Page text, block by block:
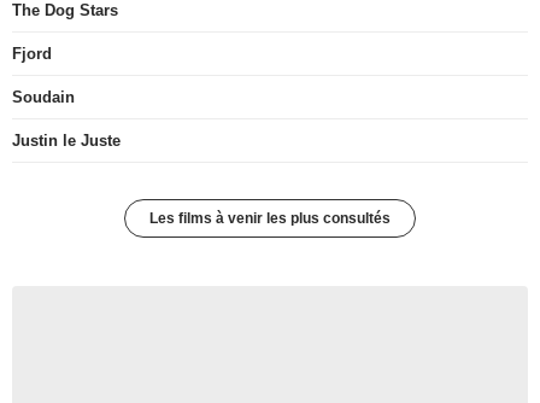
The Dog Stars
Fjord
Soudain
Justin le Juste
Les films à venir les plus consultés